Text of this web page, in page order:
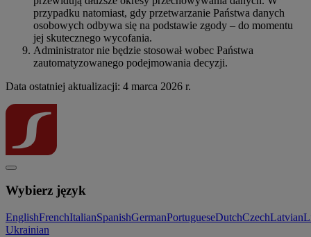
przypadku natomiast, gdy przetwarzanie Państwa danych
osobowych odbywa się na podstawie zgody – do momentu
jej skutecznego wycofania.
Administrator nie będzie stosował wobec Państwa
zautomatyzowanego podejmowania decyzji.
Data ostatniej aktualizacji: 4 marca 2026 r.
Wybierz język
EnglishFrenchItalianSpanishGermanPortugueseDutchCzechLatvian
Ukrainian